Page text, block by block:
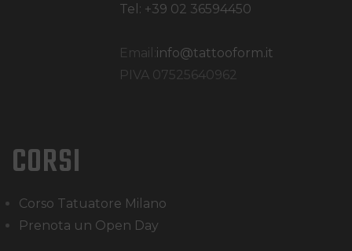
Tel: +39 02 36594450
Email: info@tattooform.it
PIVA 07525640962
CORSI
Corso Tatuatore Milano
Prenota un Open Day